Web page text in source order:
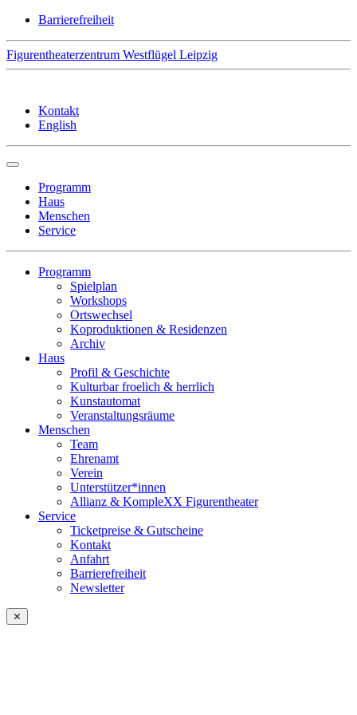
Skip
content
Barrierefreiheit
Figurentheaterzentrum Westflügel Leipzig
Kontakt
English
Programm
Haus
Menschen
Service
Programm
Spielplan
Workshops
Ortswechsel
Koproduktionen & Residenzen
Archiv
Haus
Profil & Geschichte
Kulturbar froelich & herrlich
Kunstautomat
Veranstaltungsräume
Menschen
Team
Ehrenamt
Verein
Unterstützer*innen
Allianz & KompleXX Figurentheater
Service
Ticketpreise & Gutscheine
Kontakt
Anfahrt
Barrierefreiheit
Newsletter
⨯